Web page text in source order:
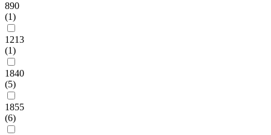
890
(1)
1213
(1)
1840
(5)
1855
(6)